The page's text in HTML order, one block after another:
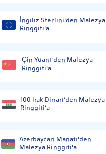
İngiliz Sterlini'den Malezya
Ringgiti'a
Çin Yuanı'den Malezya
Ringgiti'a
100 Irak Dinarı'den Malezya
Ringgiti'a
Azerbaycan Manatı'den
Malezya Ringgiti'a